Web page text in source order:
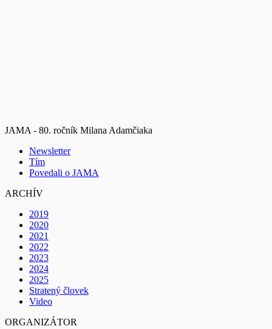
JAMA - 80. ročník Milana Adamčiaka
Newsletter
Tím
Povedali o JAMA
ARCHÍV
2019
2020
2021
2022
2023
2024
2025
Stratený človek
Video
ORGANIZÁTOR